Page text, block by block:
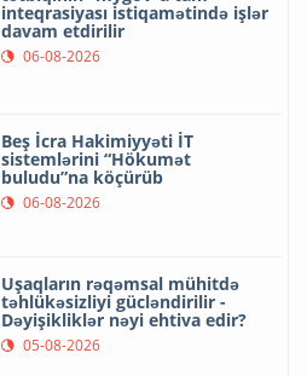
inteqrasiyası istiqamətində işlər
davam etdirilir
06-08-2026
Beş İcra Hakimiyyəti İT
sistemlərini “Hökumət
buludu”na köçürüb
06-08-2026
Uşaqların rəqəmsal mühitdə
təhlükəsizliyi gücləndirilir -
Dəyişikliklər nəyi ehtiva edir?
05-08-2026